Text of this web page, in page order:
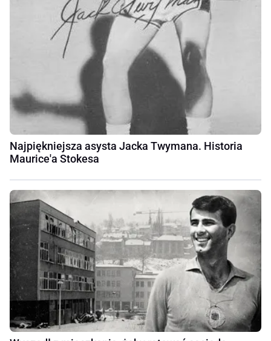
Najpiękniejsza asysta Jacka Twymana. Historia
Maurice'a Stokesa